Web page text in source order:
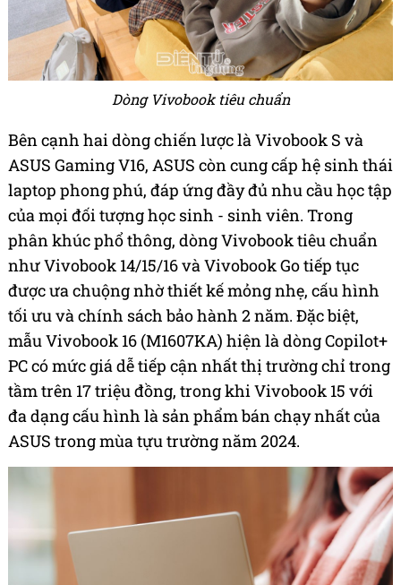
Dòng Vivobook tiêu chuẩn
Bên cạnh hai dòng chiến lược là Vivobook S và
ASUS Gaming V16, ASUS còn cung cấp hệ sinh thái
laptop phong phú, đáp ứng đầy đủ nhu cầu học tập
của mọi đối tượng học sinh - sinh viên. Trong
phân khúc phổ thông, dòng Vivobook tiêu chuẩn
như Vivobook 14/15/16 và Vivobook Go tiếp tục
được ưa chuộng nhờ thiết kế mỏng nhẹ, cấu hình
tối ưu và chính sách bảo hành 2 năm. Đặc biệt,
mẫu Vivobook 16 (M1607KA) hiện là dòng Copilot+
PC có mức giá dễ tiếp cận nhất thị trường chỉ trong
tầm trên 17 triệu đồng, trong khi Vivobook 15 với
đa dạng cấu hình là sản phẩm bán chạy nhất của
ASUS trong mùa tựu trường năm 2024.